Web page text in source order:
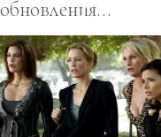
поведение
ChatGPT
обновления
GPT-4o
пользователи
начали
жаловаться на
чрезмерную